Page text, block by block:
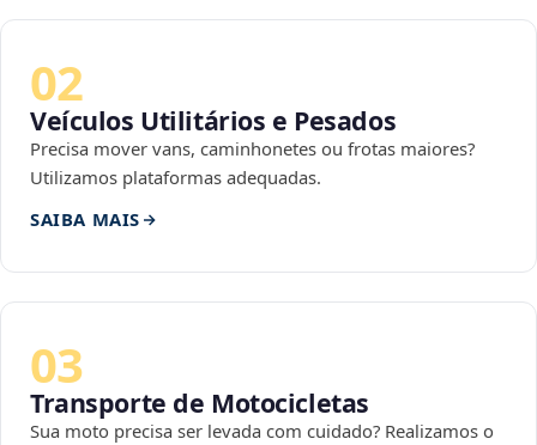
02
Veículos Utilitários e Pesados
Precisa mover vans, caminhonetes ou frotas maiores?
Utilizamos plataformas adequadas.
SAIBA MAIS
03
Transporte de Motocicletas
Sua moto precisa ser levada com cuidado? Realizamos o